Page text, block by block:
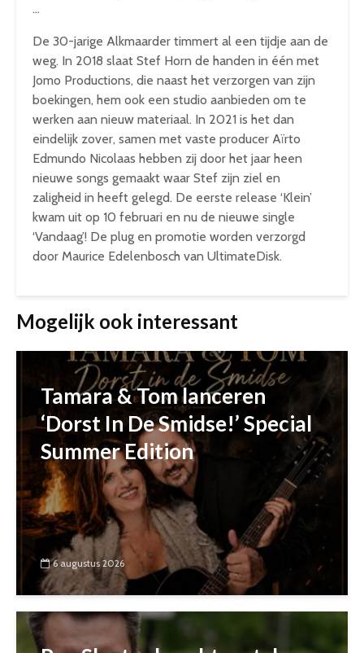
…
De 30-jarige Alkmaarder timmert al een tijdje aan de
weg. In 2018 slaat Stef Horn de handen in één met
Jomo Productions, die naast het verzorgen van zijn
boekingen, hem ook een studio aanbieden om te
werken aan nieuw materiaal. In 2021 is het dan
eindelijk zover, samen met vaste producer Aïrto
Edmundo Nicolaas hebben zij door het jaar heen
nieuwe songs gemaakt waar Stef zijn ziel en
zaligheid in heeft gelegd. De eerste release ‘Klein’
kwam uit op 10 februari en nu de nieuwe single
‘Vandaag’! De plug en promotie worden verzorgd
door Maurice Edelenbosch van UltimateDisk.
Mogelijk ook interessant
Tamara & Tom lanceren
‘Dorst In De Smidse!’ Special
Summer Edition
6 augustus 2026